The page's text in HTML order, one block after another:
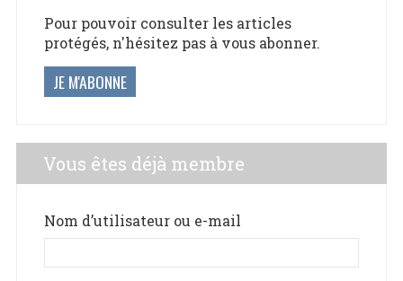
Pour pouvoir consulter les articles
protégés, n'hésitez pas à vous abonner.
JE M'ABONNE
Vous êtes déjà membre
Nom d’utilisateur ou e-mail